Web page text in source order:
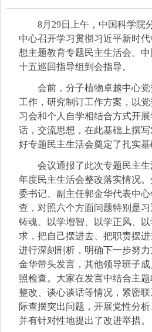
8月29日上午，中国科学院
中心召开学习贯彻习近平新时
想主题教育专题民主生活会。
十五巡回指导组到会指导。
会前，分子植物卓越中心
工作，研究制订工作方案，以
习会和个人自学相结合方式开
话，交流思想，在此基础上撰
好专题民主生活会奠定了扎实基
会议通报了此次专题民主
年度民主生活会整改落实情况。
委书记、副主任郭金华代表中
查，对照六个方面问题特别是
铸魂、以学增智、以学正风、
求，把自己摆进去、把职责摆进
进行深刻剖析，明确下一步努
金华带头发言，其他领导班子
照检查。大家在发言中结合主
整改、谈心谈话等情况，紧密
际查摆突出问题，开展党性分析
并有针对性地提出了改进举措。